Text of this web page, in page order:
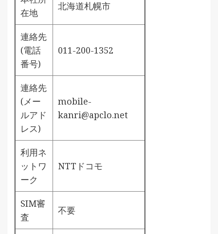
在地
北海道札幌市
連絡先
(電話
番号)
011-200-1352
連絡先
(メー
ルアド
レス)
mobile-
kanri@apclo.net
利用ネ
ットワ
ーク
NTTドコモ
SIM審
査
不要